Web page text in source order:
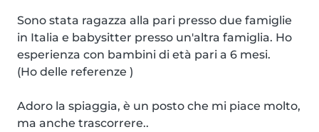
Sono stata ragazza alla pari presso due famiglie
in Italia e babysitter presso un'altra famiglia. Ho
esperienza con bambini di età pari a 6 mesi.
(Ho delle referenze )
Adoro la spiaggia, è un posto che mi piace molto,
ma anche trascorrere..